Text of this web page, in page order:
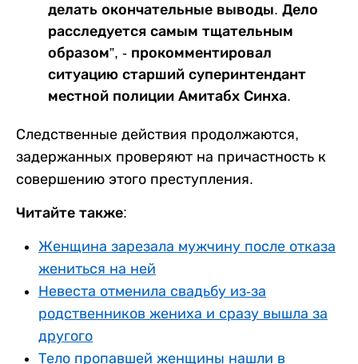
делать окончательные выводы. Дело
расследуется самым тщательным
образом”, - прокомментировал
ситуацию старший суперинтендант
местной полиции Амитабх Синха.
Следственные действия продолжаются,
задержанных проверяют на причастность к
совершению этого преступления.
Читайте также:
Женщина зарезала мужчину после отказа
жениться на ней
Невеста отменила свадьбу из-за
родственников жениха и сразу вышла за
другого
Тело пропавшей женщины нашли в